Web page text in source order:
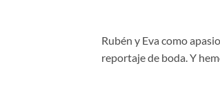
Rubén y Eva como
reportaje de boda. Y